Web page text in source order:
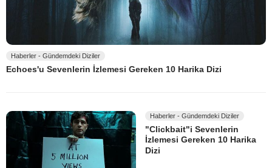
Haberler - Gündemdeki Diziler
Echoes'u Sevenlerin İzlemesi Gereken 10 Harika Dizi
Haberler - Gündemdeki Diziler
"Clickbait"i Sevenlerin
İzlemesi Gereken 10 Harika
Dizi